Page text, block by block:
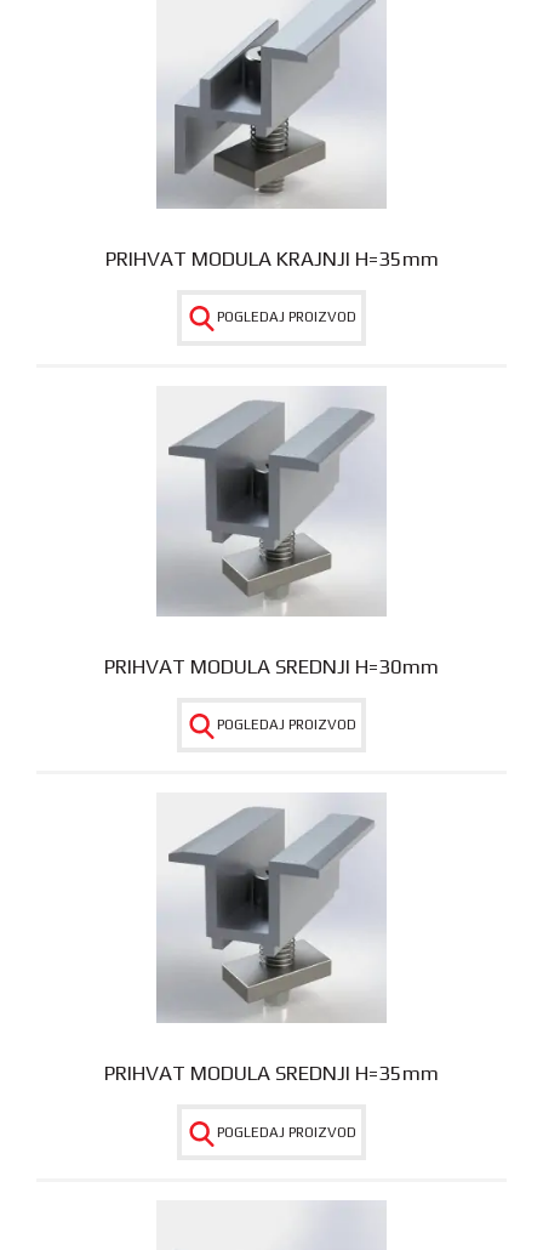
PRIHVAT MODULA KRAJNJI H=35mm
POGLEDAJ PROIZVOD
PRIHVAT MODULA SREDNJI H=30mm
POGLEDAJ PROIZVOD
PRIHVAT MODULA SREDNJI H=35mm
POGLEDAJ PROIZVOD